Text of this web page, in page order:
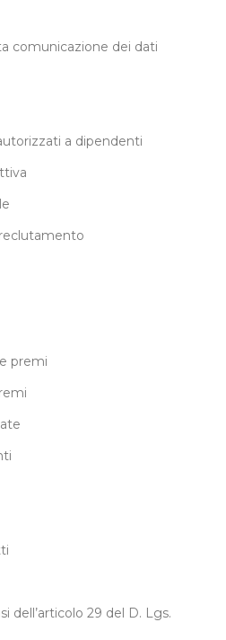
comunicazione dei dati
a dipendenti
premi
dell’articolo 29 del D. Lgs.